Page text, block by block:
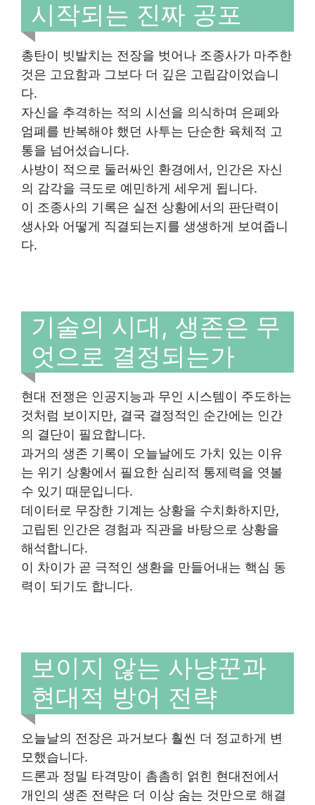
시작되는 진짜 공포
총탄이 빗발치는 전장을 벗어나 조종사가 마주한
것은 고요함과 그보다 더 깊은 고립감이었습니
다.
자신을 추격하는 적의 시선을 의식하며 은폐와
엄폐를 반복해야 했던 사투는 단순한 육체적 고
통을 넘어섰습니다.
사방이 적으로 둘러싸인 환경에서, 인간은 자신
의 감각을 극도로 예민하게 세우게 됩니다.
이 조종사의 기록은 실전 상황에서의 판단력이
생사와 어떻게 직결되는지를 생생하게 보여줍니
다.
기술의 시대, 생존은 무
엇으로 결정되는가
현대 전쟁은 인공지능과 무인 시스템이 주도하는
것처럼 보이지만, 결국 결정적인 순간에는 인간
의 결단이 필요합니다.
과거의 생존 기록이 오늘날에도 가치 있는 이유
는 위기 상황에서 필요한 심리적 통제력을 엿볼
수 있기 때문입니다.
데이터로 무장한 기계는 상황을 수치화하지만,
고립된 인간은 경험과 직관을 바탕으로 상황을
해석합니다.
이 차이가 곧 극적인 생환을 만들어내는 핵심 동
력이 되기도 합니다.
보이지 않는 사냥꾼과
현대적 방어 전략
오늘날의 전장은 과거보다 훨씬 더 정교하게 변
모했습니다.
드론과 정밀 타격망이 촘촘히 얽힌 현대전에서
개인의 생존 전략은 더 이상 숨는 것만으로 해결